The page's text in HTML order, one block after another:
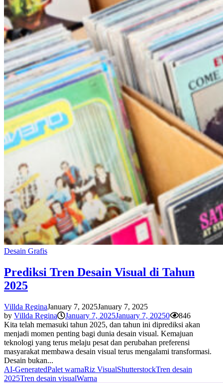
Desain Grafis
Prediksi Tren Desain Visual di Tahun
2025
Villda ReginaJanuary 7, 2025January 7, 2025
by Villda Regina January 7, 2025January 7, 20250
846
Kita telah memasuki tahun 2025, dan tahun ini diprediksi akan
menjadi momen penting bagi dunia desain visual. Kemajuan
teknologi yang terus melaju pesat dan perubahan preferensi
masyarakat membawa desain visual terus mengalami transformasi.
Desain bukan...
AI-GeneratedPalet warnaRiz VisualShutterstockTren desain
2025Tren desain visualWarna